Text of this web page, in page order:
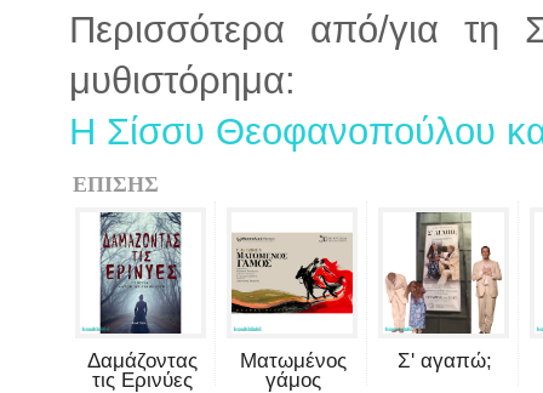
Περισσότερα από/για τη
μυθιστόρημα:
Η Σίσσυ Θεοφανοπούλου
ΕΠΙΣΗΣ
Δαμάζοντας
τις Ερινύες
Ματωμένος
γάμος
Σ' αγαπώ;